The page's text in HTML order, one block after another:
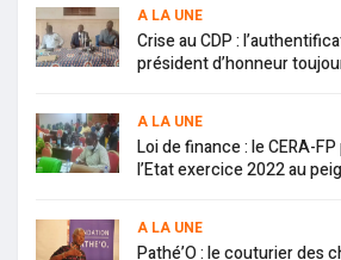
A LA UNE
Crise au CDP :
président d’honneur
A LA UNE
Loi de finance : le CERA-
l’Etat exercice 2022 au
A LA UNE
Pathé’O : le couturier des